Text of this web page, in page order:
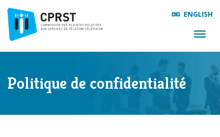
ENGLISH
Politique de confidentialité